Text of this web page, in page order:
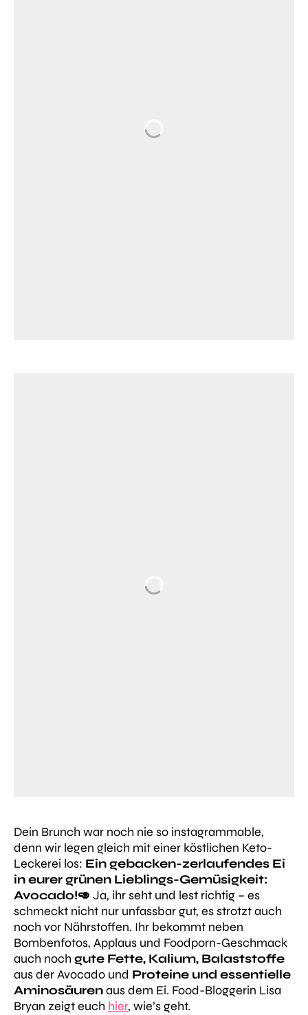
Dein Brunch war noch nie so instagrammable,
denn wir legen gleich mit einer köstlichen Keto-
Leckerei los: Ein gebacken-zerlaufendes Ei
in eurer grünen Lieblings-Gemüsigkeit:
Avocado!🥑 Ja, ihr seht und lest richtig – es
schmeckt nicht nur unfassbar gut, es strotzt auch
noch vor Nährstoffen. Ihr bekommt neben
Bombenfotos, Applaus und Foodporn-Geschmack
auch noch gute Fette, Kalium, Balaststoffe
aus der Avocado und Proteine und essentielle
Aminosäurenaus dem Ei. Food-Bloggerin Lisa
Bryan zeigt euch hier, wie’s geht.